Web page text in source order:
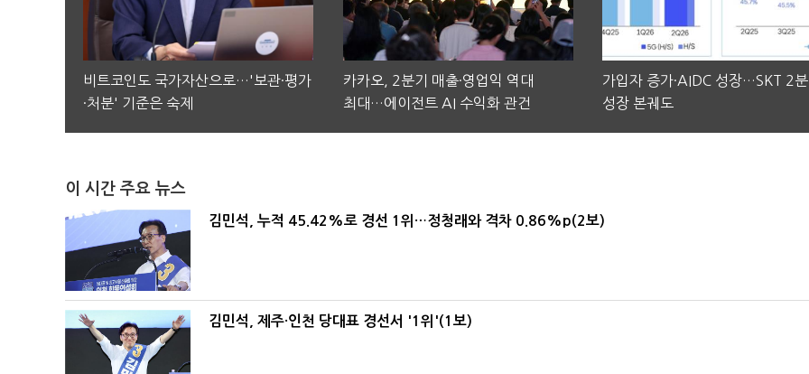
비트코인도 국가자산으로…'보관·평가
·처분' 기준은 숙제
카카오, 2분기 매출·영업익 역대
최대…에이전트 AI 수익화 관건
가입자 증가·AIDC 성장…SKT 2
성장 본궤도
이 시간 주요 뉴스
김민석, 누적 45.42%로 경선 1위…정청래와 격차 0.86%p(2보)
김민석, 제주·인천 당대표 경선서 '1위'(1보)